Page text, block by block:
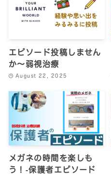
エピソード投稿しません
か～弱視治療
August 22, 2025
メガネの時間を楽しも
う！‐保護者エピソード